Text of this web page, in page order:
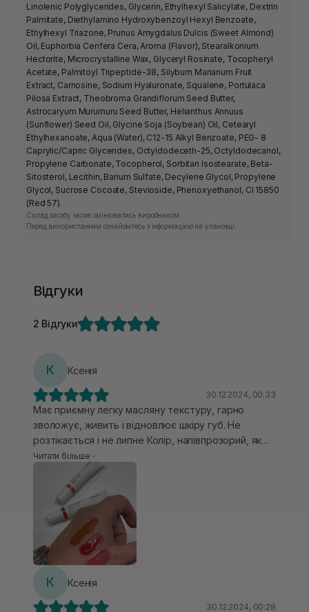
Linolenic Polyglycerides, Glycerin, Ethylhexyl Salicylate, Dextrin
Palmitate, Diethylamino Hydroxybenzoyl Hexyl Benzoate,
Ethylhexyl Triazone, Prunus Amygdalus Dulcis (Sweet Almond)
Oil, Euphorbia Cerifera Cera, Aroma (Flavor), Stearalkonium
Hectorite, Microcrystalline Wax, Glyceryl Rosinate, Tocopheryl
Acetate, Palmitoyl Tripeptide-38, Silybum Marianum Fruit
Extract, Carnosine, Sodium Hyaluronate, Squalene, Portulaca
Pilosa Extract, Theobroma Grandiflorum Seed Butter,
Astrocaryum Murumuru Seed Butter, Helianthus Annuus
(Sunflower) Seed Oil, Glycine Soja (Soybean) Oil, Cetearyl
Ethylhexanoate, Aqua (Water), C12-15 Alkyl Benzoate, PEG- 8
Caprylic/Capric Glycerides, Octyldodeceth-25, Octyldodecanol,
Propylene Carbonate, Tocopherol, Sorbitan Isostearate, Beta-
Sitosterol, Lecithin, Barium Sulfate, Decylene Glycol, Propylene
Glycol, Sucrose Cocoate, Stevioside, Phenoxyethanol, CI 15850
(Red 57).
Склад засобу може змінюватись виробником.
Перед використанням ознайомтесь з інформацією на упаковці.
Відгуки
2 Відгуки
К Ксенія
30.12.2024, 00:33
Має приємну легку масляну текстуру, гарно
зволожує, живить і відновлює шкіру губ. Не
розтікається і не липне Колір, напівпрозорий, якщо
не наносити надто плотно. Не рекомендувала б
наносити надто щільно, аби не розтікався за
контур. Приємні аромати.
Читати більше
К Ксенія
30.12.2024, 00:28